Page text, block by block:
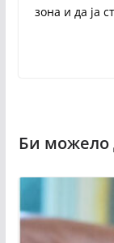
зона и да ја